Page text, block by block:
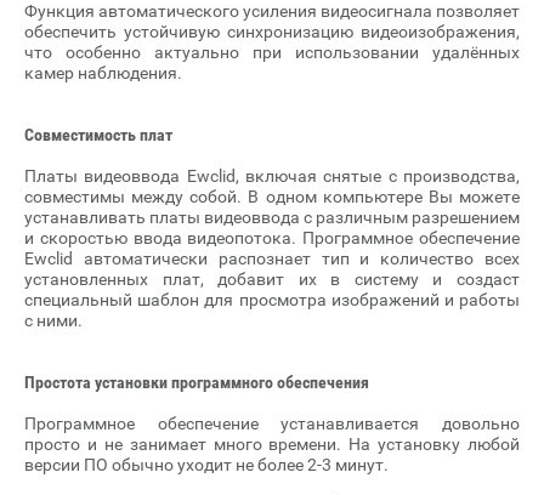
Функция автоматического усиления видеосигнала позволяет
обеспечить устойчивую синхронизацию видеоизображения,
что особенно актуально при использовании удалённых
камер наблюдения.
Совместимость плат
Платы видеоввода Ewclid, включая снятые с производства,
совместимы между собой. В одном компьютере Вы можете
устанавливать платы видеоввода с различным разрешением
и скоростью ввода видеопотока. Программное обеспечение
Ewclid автоматически распознает тип и количество всех
установленных плат, добавит их в систему и создаст
специальный шаблон для просмотра изображений и работы
с ними.
Простота установки программного обеспечения
Программное обеспечение устанавливается довольно
просто и не занимает много времени. На установку любой
версии ПО обычно уходит не более 2-3 минут.